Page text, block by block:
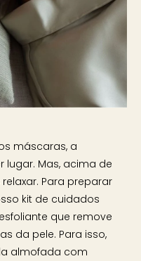
máscaras, a
lugar. Mas, acima de
Para preparar
kit de cuidados
que remove
da pele. Para isso,
almofada com